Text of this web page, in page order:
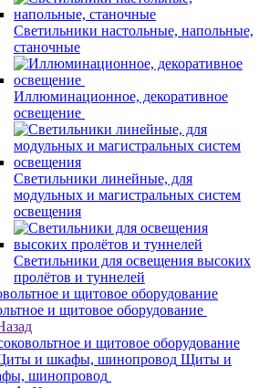
Светильники настольные, напольные,
станочные
Иллюминационное, декоративное
освещение
Светильники линейные, для
модульных и магистральных систем
освещения
Светильники для освещения высоких
пролётов и туннелей
и щитовое оборудование
и щитовое оборудование
Щиты и
шинопровод